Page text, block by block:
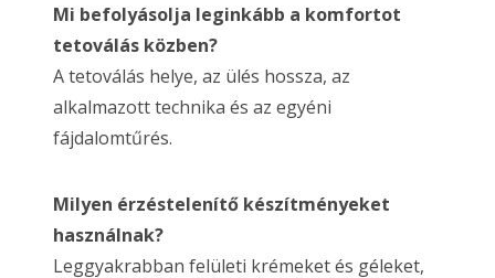
Mi befolyásolja leginkább a komfortot
tetoválás közben?
A tetoválás helye, az ülés hossza, az
alkalmazott technika és az egyéni
fájdalomtűrés.
Milyen érzéstelenítő készítményeket
használnak?
Leggyakrabban felületi krémeket és géleket,